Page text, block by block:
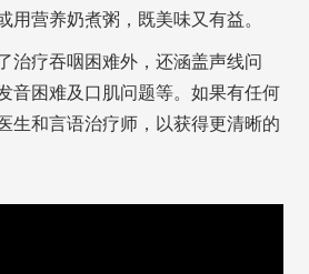
用营养奶煮粥，既美味又有益。
治疗吞咽困难外，还涵盖声线问
音困难及口肌问题等。如果有任何
生和言语治疗师，以获得更清晰的